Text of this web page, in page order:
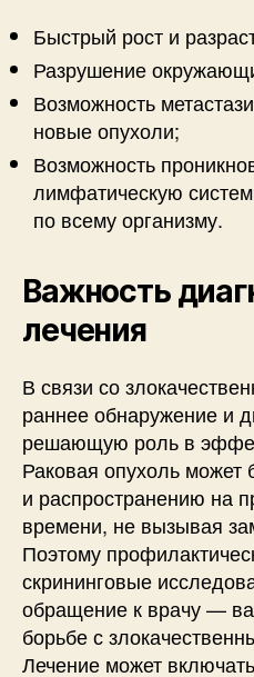
Быстрый рост и
Разрушение
Возможность
новые опухоли;
Возможность
лимфатическую
по всему организму.
Важность
лечения
В связи со
раннее обнаружение и
решающую роль в
Раковая опухоль может
и распространению на
времени, не вызывая
Поэтому
скрининговые
обращение к врачу —
борьбе с
Лечение может